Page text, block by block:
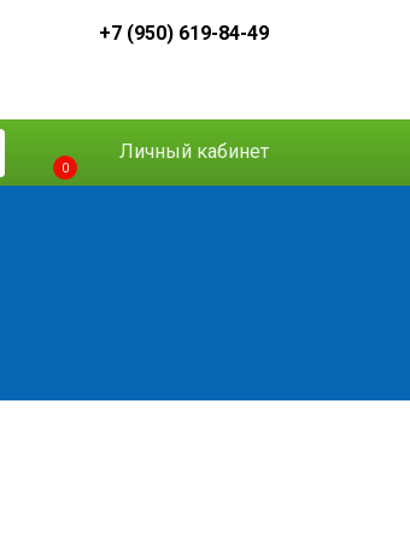
+7 (950) 619-84-49
0
Личный кабинет